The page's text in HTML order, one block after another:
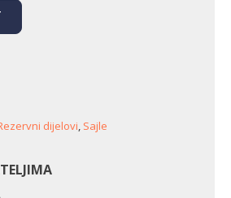
dijelovi, Sajle